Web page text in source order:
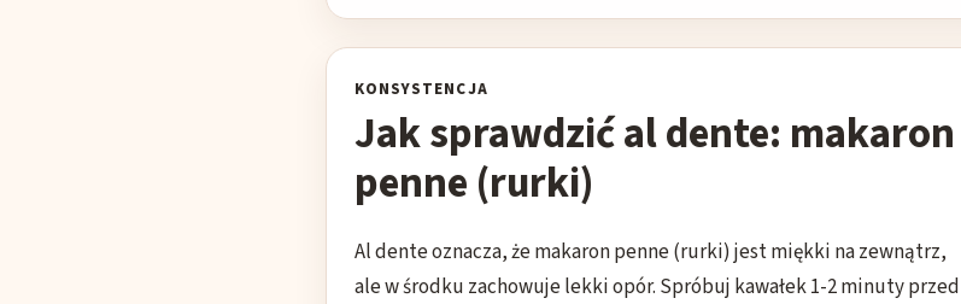
KONSYSTENCJA
Jak sprawdzić al dente: makaron
penne (rurki)
Al dente oznacza, że makaron penne (rurki) jest miękki na zewnątrz,
ale w środku zachowuje lekki opór. Spróbuj kawałek 1-2 minuty przed